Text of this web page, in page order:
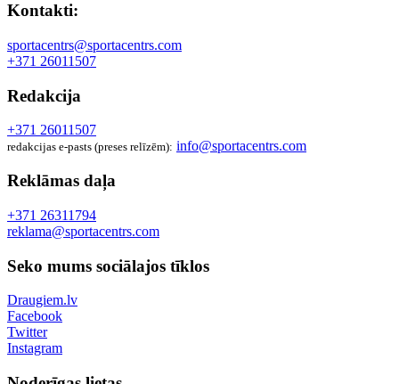
Kontakti:
sportacentrs@sportacentrs.com
+371 26011507
Redakcija
+371 26011507
redakcijas e-pasts (preses relīzēm): info@sportacentrs.com
Reklāmas daļa
+371 26311794
reklama@sportacentrs.com
Seko mums sociālajos tīklos
Draugiem.lv
Facebook
Twitter
Instagram